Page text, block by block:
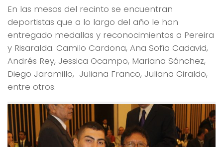
En las mesas del recinto se encuentran
deportistas que a lo largo del año le han
entregado medallas y reconocimientos a Pereira
y Risaralda. Camilo Cardona, Ana Sofía Cadavid,
Andrés Rey, Jessica Ocampo, Mariana Sánchez,
Diego Jaramillo, Juliana Franco, Juliana Giraldo,
entre otros.